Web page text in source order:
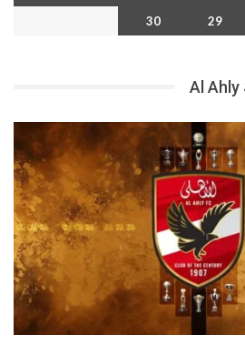
29
30